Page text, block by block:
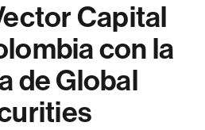
Capital
con la
de Global